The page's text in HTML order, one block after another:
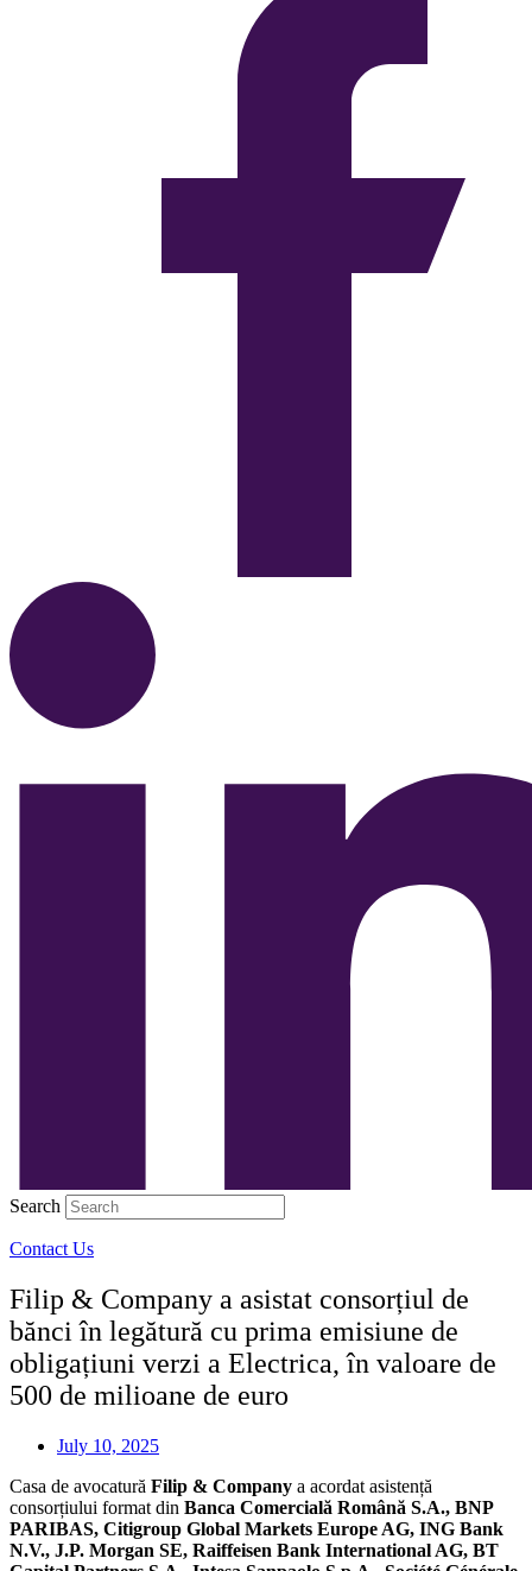
Search
Contact Us
Filip & Company a asistat consorțiul de
bănci în legătură cu prima emisiune de
obligațiuni verzi a Electrica, în valoare de
500 de milioane de euro
July 10, 2025
Casa de avocatură Filip & Company a acordat asistență
consorțiului format din Banca Comercială Română S.A., BNP
PARIBAS, Citigroup Global Markets Europe AG, ING Bank
N.V., J.P. Morgan SE, Raiffeisen Bank International AG, BT